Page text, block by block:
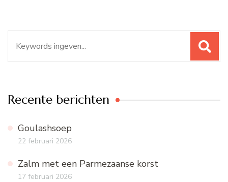
naar:
Recente berichten
Goulashsoep
22 februari 2026
Zalm met een Parmezaanse korst
17 februari 2026